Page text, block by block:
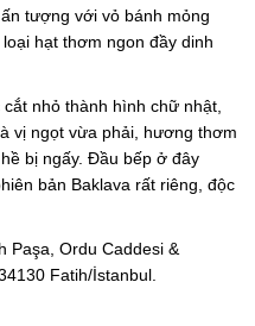
tượng với vỏ bánh mỏng
hạt thơm ngon đầy dinh
nhỏ thành hình chữ nhật,
vị ngọt vừa phải, hương thơm
bị ngấy. Đầu bếp ở đây
bản Baklava rất riêng, độc
Paşa, Ordu Caddesi &
Fatih/İstanbul.